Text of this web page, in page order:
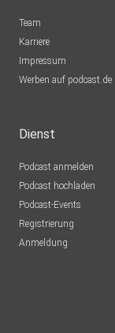
Team
Karriere
Impressum
Werben auf podcast.de
Dienst
Podcast anmelden
Podcast hochladen
Podcast-Events
Registrierung
Anmeldung